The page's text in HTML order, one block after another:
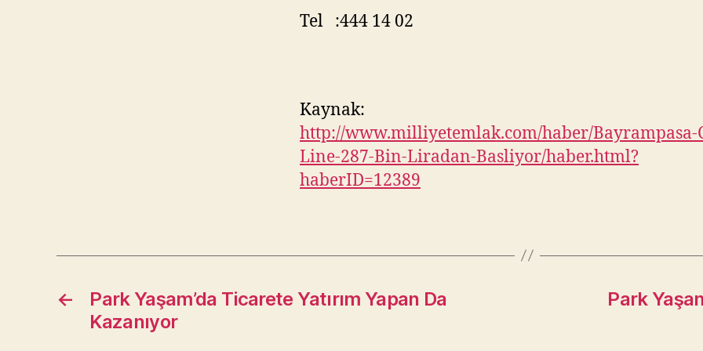
Tel :444 14 02
Kaynak:
http://www.milliyetemlak.com/haber/Bayrampasa-
Line-287-Bin-Liradan-Basliyor/haber.html?
haberID=12389
←
Park Yaşam’da Ticarete Yatırım Yapan Da
Kazanıyor
Park